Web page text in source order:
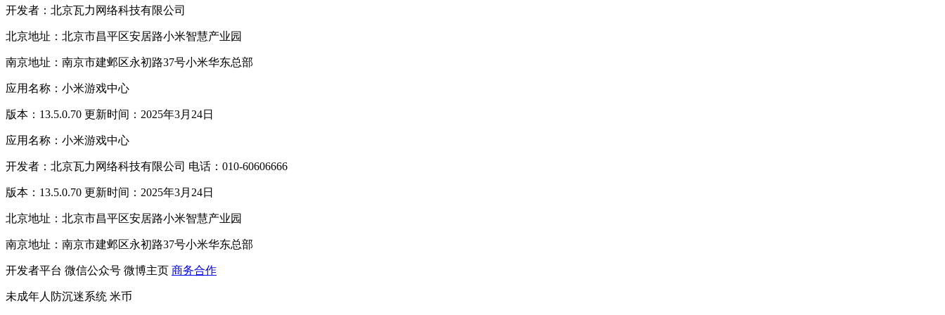
开发者：北京瓦力网络科技有限公司
北京地址：北京市昌平区安居路小米智慧产业园
南京地址：南京市建邺区永初路37号小米华东总部
应用名称：小米游戏中心
版本：13.5.0.70 更新时间：2025年3月24日
应用名称：小米游戏中心
开发者：北京瓦力网络科技有限公司 电话：010-60606666
版本：13.5.0.70 更新时间：2025年3月24日
北京地址：北京市昌平区安居路小米智慧产业园
南京地址：南京市建邺区永初路37号小米华东总部
开发者平台 微信公众号 微博主页 商务合作
未成年人防沉迷系统 米币